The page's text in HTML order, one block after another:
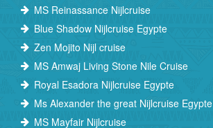
MS Reinassance Nijlcruise
Blue Shadow Nijlcruise Egypte
Zen Mojito Nijl cruise
MS Amwaj Living Stone Nile Cruise
Royal Esadora Nijlcruise Egypte
Ms Alexander the great Nijlcruise Egypte
MS Mayfair Nijlcruise